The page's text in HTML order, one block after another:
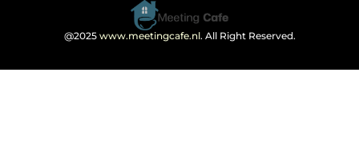
@2025 www.meetingcafe.nl. All Right Reserved.